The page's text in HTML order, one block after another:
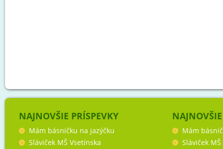
NAJNOVŠIE PRÍSPEVKY
Mám básničku na jazýčku
Sláviček MŠ Vsetínska
Mám
Sláviček